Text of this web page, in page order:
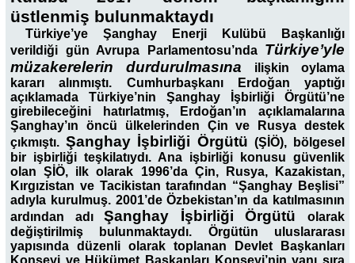
üstlenmiş bulunmaktaydı
Türkiye’ye Şanghay Enerji Kulübü Başkanlığı
verildiği gün Avrupa Parlamentosu’nda Türkiye’yle
müzakerelerin durdurulmasına ilişkin oylama
kararı alınmıştı. Cumhurbaşkanı Erdoğan yaptığı
açıklamada Türkiye’nin Şanghay İşbirliği Örgütü’ne
girebileceğini hatırlatmış, Erdoğan’ın açıklamalarına
Şanghay’ın öncü ülkelerinden Çin ve Rusya destek
çıkmıştı. Şanghay İşbirliği Örgütü(ŞİÖ), bölgesel
bir işbirliği teşkilatıydı. Ana işbirliği konusu güvenlik
olan ŞİÖ, ilk olarak 1996’da Çin, Rusya, Kazakistan,
Kırgızistan ve Tacikistan tarafından “Şanghay Beşlisi”
adıyla kurulmuş. 2001’de Özbekistan’ın da katılmasının
ardından adıŞanghay İşbirliği Örgütüolarak
değiştirilmiş bulunmaktaydı. Örgütün uluslararası
yapısında düzenli olarak toplanan Devlet Başkanları
Konseyi ve Hükümet Başkanları Konseyi’nin yanı sıra